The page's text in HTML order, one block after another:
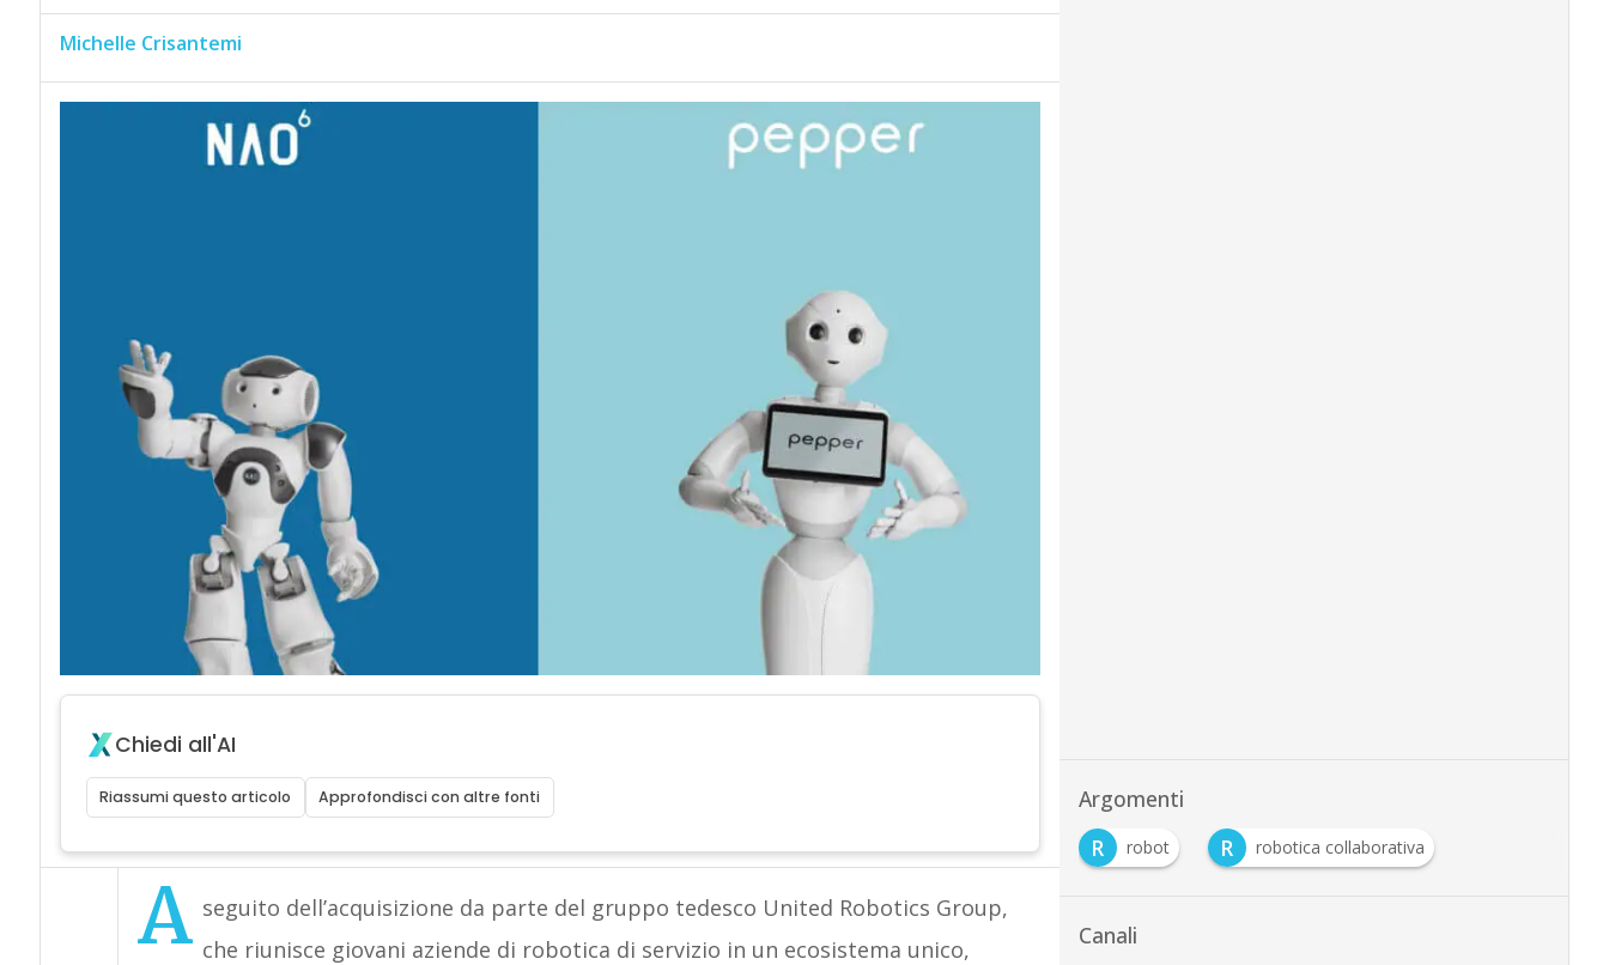
Michelle Crisantemi
Chiedi all'AI
Riassumi questo articolo Approfondisci con altre fonti
A seguito dell’acquisizione da parte del gruppo tedesco United Robotics Group,
che riunisce giovani aziende di robotica di servizio in un ecosistema unico,
Argomenti
R
robot R robotica collaborativa
Canali